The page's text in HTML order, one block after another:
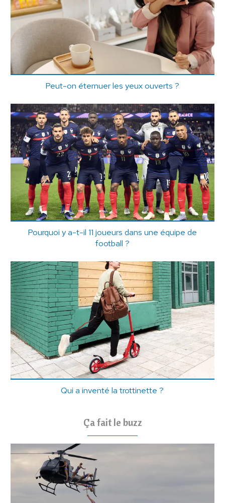
Peut-on éternuer les yeux ouverts ?
Pourquoi y a-t-il 11 joueurs dans une équipe de
football ?
Qui a inventé la trottinette ?
Ça fait le buzz